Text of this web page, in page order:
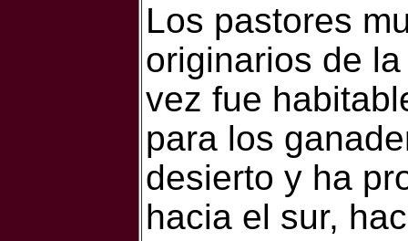
Los pastores
originarios de
vez fue
para los
desierto y ha
hacia el sur,